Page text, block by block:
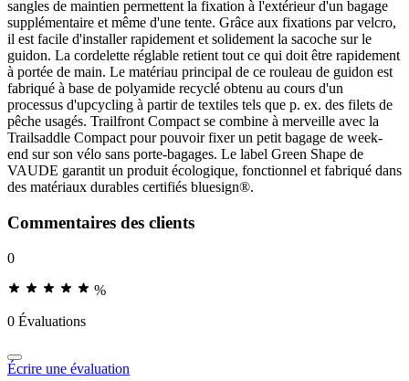
sangles de maintien permettent la fixation à l'extérieur d'un bagage
supplémentaire et même d'une tente. Grâce aux fixations par velcro,
il est facile d'installer rapidement et solidement la sacoche sur le
guidon. La cordelette réglable retient tout ce qui doit être rapidement
à portée de main. Le matériau principal de ce rouleau de guidon est
fabriqué à base de polyamide recyclé obtenu au cours d'un
processus d'upcycling à partir de textiles tels que p. ex. des filets de
pêche usagés. Trailfront Compact se combine à merveille avec la
Trailsaddle Compact pour pouvoir fixer un petit bagage de week-
end sur son vélo sans porte-bagages. Le label Green Shape de
VAUDE garantit un produit écologique, fonctionnel et fabriqué dans
des matériaux durables certifiés bluesign®.
Commentaires des clients
0
%
0 Évaluations
Écrire une évaluation